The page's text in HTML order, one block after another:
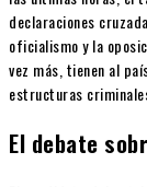
declaraciones
oficialismo y la
vez más, tienen al
estructuras
El debate